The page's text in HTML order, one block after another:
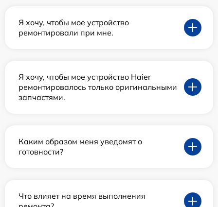
Я хочу, чтобы мое устройство
ремонтировали при мне.
Я хочу, чтобы мое устройство Haier
ремонтировалось только оригинальными
запчастями.
Каким образом меня уведомят о
готовности?
Что влияет на время выполнения